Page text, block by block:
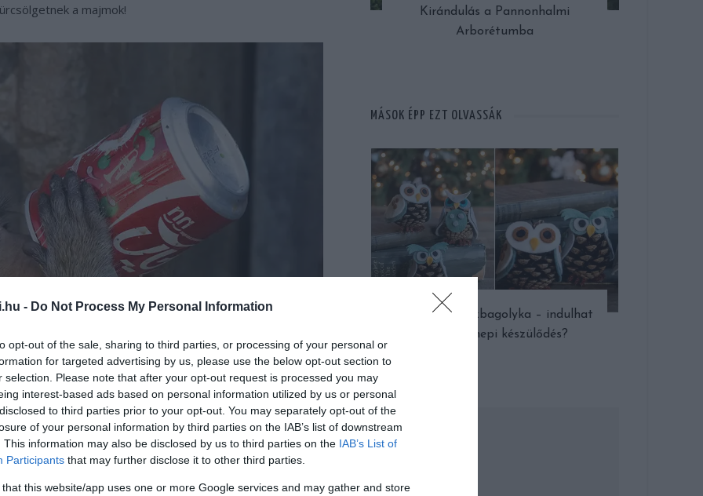
- Do Not Process My Personal Information
opt-out of the sale, sharing to third parties, or processing of your personal or
for targeted advertising by us, please use the below opt-out section to
selection. Please note that after your opt-out request is processed you may
interest-based ads based on personal information utilized by us or personal
to third parties prior to your opt-out. You may separately opt-out of the
of your personal information by third parties on the IAB’s list of downstream
This information may also be disclosed by us to third parties on the IAB’s List of
Participants that may further disclose it to other third parties.
that this website/app uses one or more Google services and may gather and store
a majmok!
Kirándulás a Pannonhalmi
Arborétumba
MÁSOK ÉPP EZT OLVASSÁK
Bűbájos tobozbagolyka – indulhat
a DIY ünnepi készülődés?